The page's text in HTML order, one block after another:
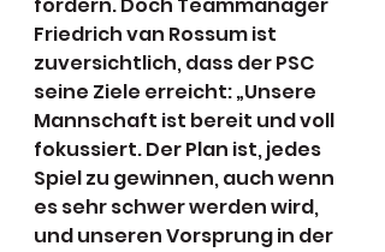
Friedrich van Rossum ist
zuversichtlich, dass der PSC
seine Ziele erreicht: „Unsere
Mannschaft ist bereit und voll
fokussiert. Der Plan ist, jedes
Spiel zu gewinnen, auch wenn
es sehr schwer werden wird,
und unseren Vorsprung in der